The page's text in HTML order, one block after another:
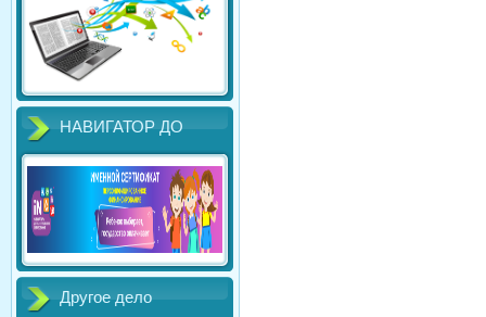
НАВИГАТОР ДО
Другое дело